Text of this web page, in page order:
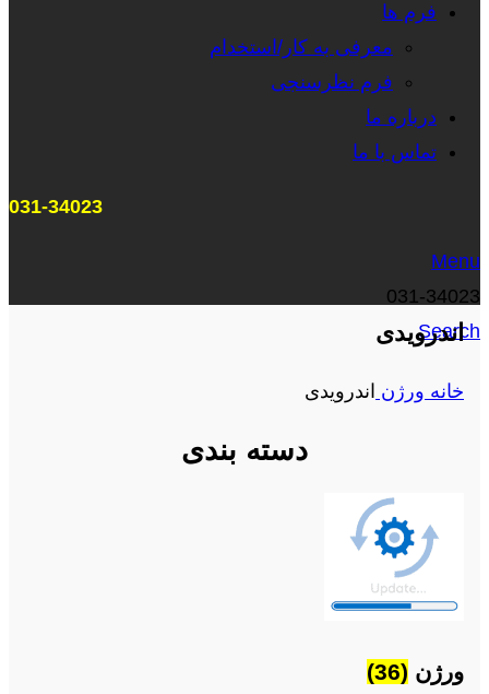
فرم ها
معرفی به کار/استخدام
فرم نظرسنجی
درباره ما
تماس با ما
031-34023
Menu
031-34023
Search
اندرویدی
خانه ورژن اندرویدی
دسته بندی
ورژن (36)